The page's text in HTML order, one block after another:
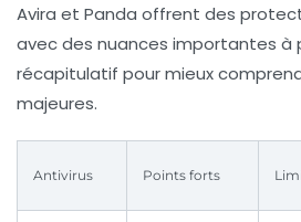
Avira et Panda offrent des
avec des nuances importantes à
récapitulatif pour mieux
majeures.
Antivirus Points forts